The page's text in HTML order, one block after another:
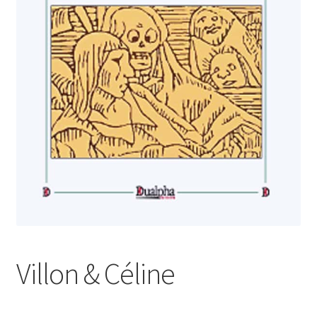
Login Customizer
Newsletter
Nous Contacter
Panier
Politique de confidentialité et cookies
Qui sommes-nous ?
Suivi de la Commande
Villon & Céline